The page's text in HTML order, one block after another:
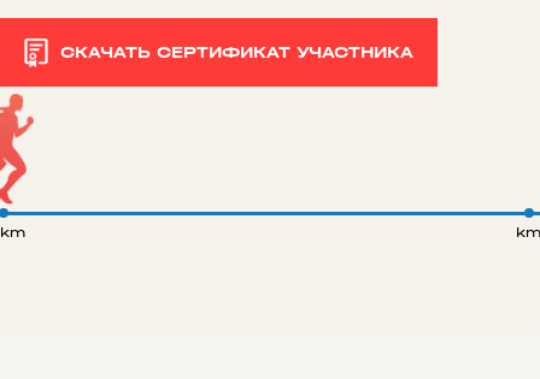
СКАЧАТЬ СЕРТИФИКАТ УЧАСТНИКА
km